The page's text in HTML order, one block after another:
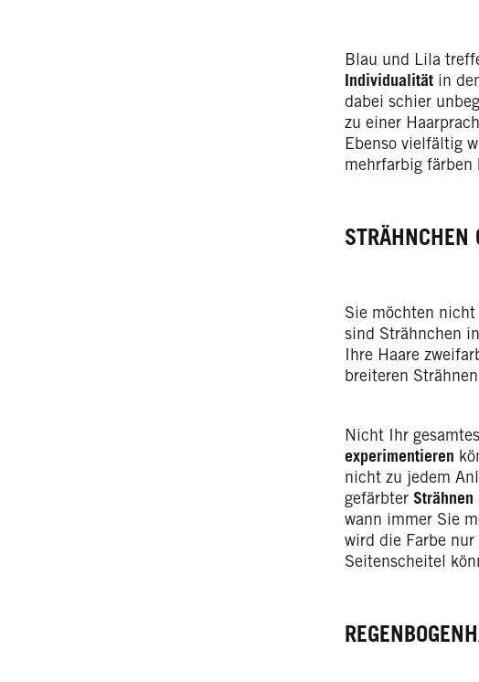
Blau und Lila
Individualitätin
dabei schier
zu einer
Ebenso vielfältig
mehrfarbig färben
STRÄHNCHEN
Sie möchten nicht
sind Strähnchen
Ihre Haare
breiteren
Nicht Ihr
experimentieren
nicht zu jedem
gefärbter Strähnen
wann immer Sie
wird die Farbe
Seitenscheitel